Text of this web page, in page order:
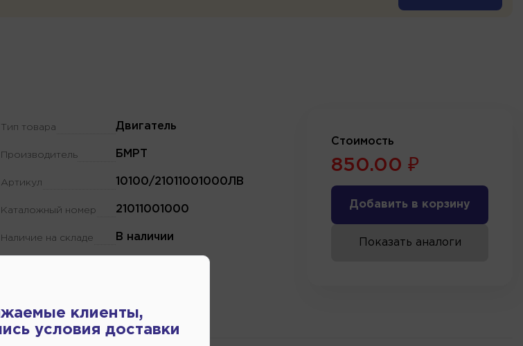
Тип товара Двигатель
Производитель БМРТ
Артикул 10100/21011001000ЛВ
Каталожный номер 21011001000
Наличие на складе В наличии
Стоимость
850.00 ₽
Добавить в корзину
Показать аналоги
клиенты,
условия доставки